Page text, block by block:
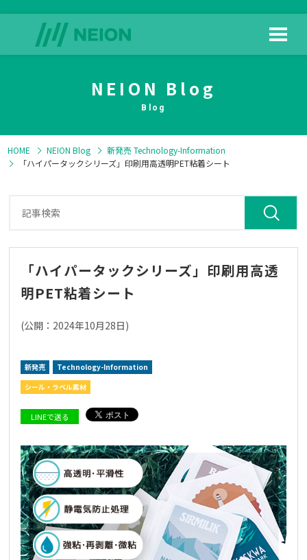
日榮新化の技術
製品情報
ダウンロード
採用情報
NEION Blog
Blog
HOME NEION Blog 新発売 Technology-Information
「ハイパータックシリーズ」印刷用高透明PET粘着シート
「ハイパータックシリーズ」印刷用高透
明PET粘着シート
(公開：2024年10月28日)
新発売
Technology-Information
シール・ラベル素材
LINEで送る